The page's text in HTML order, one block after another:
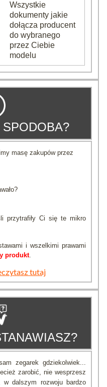
Wszystkie
dokumenty jakie
dołącza producent
do wybranego
przez Ciebie
modelu
masę zakupów przez
przytrafiły Ci się te mikro
i wszelkimi prawami
produkt.
tutaj
zegarek gdziekolwiek...
zarobić, nie wesprzesz
dalszym rozwoju bardzo